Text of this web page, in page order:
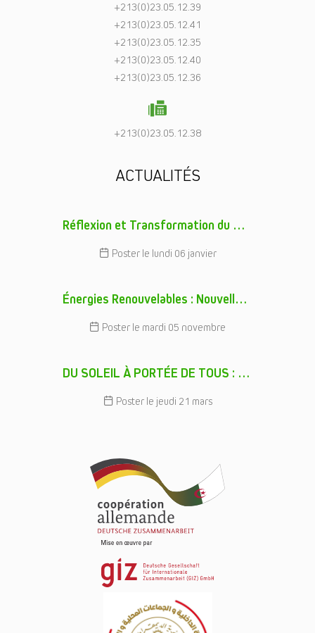
+213(0)23.05.12.39
+213(0)23.05.12.41
+213(0)23.05.12.35
+213(0)23.05.12.40
+213(0)23.05.12.36
+213(0)23.05.12.38
ACTUALITÉS
Réflexion et Transformation du Modèle d’Affaires de l’EPIC ERMESO : Un Engagement Fort pour les Énergies Renouvelables
Poster le lundi 06 janvier
Énergies Renouvelables : Nouvelles Stratégies pour l’Électricité Solaire en Algérie
Poster le mardi 05 novembre
DU SOLEIL À PORTÉE DE TOUS : DÉVELOPPEMENT DU CADRE RÉGLEMENTAIRE RÉGISSANT LES INSTALLATIONS SOLAIRES PHOTOVOLTAÏQUES DE PETITE PUISSANCE
Poster le jeudi 21 mars